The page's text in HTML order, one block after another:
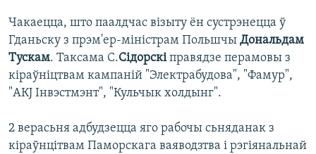
Чакаецца, што паалдчас візыту ён сустрэнецца ў
Гданьску з прэм'ер-міністрам Польшчы Дональдам
Тускам. Таксама С.Сідорскіправядзе перамовы з
кіраўніцтвам кампаній "Электрабудова", "Фамур",
"АКJ Інвэстмэнт", "Кульчык холдынг".
2 верасьня адбудзецца яго рабочы сьняданак з
кіраўнцітвам Паморскага ваяводзтва і рэгіянальнай